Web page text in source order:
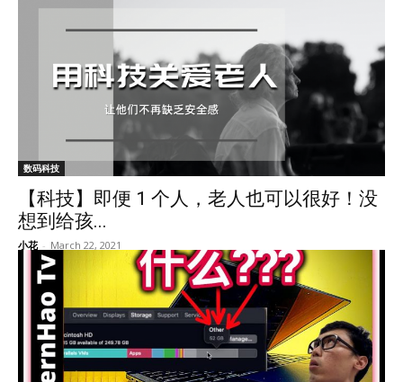
数码科技
【科技】即便 1 个人，老人也可以很好！没
想到给孩...
小花 - March 22, 2021